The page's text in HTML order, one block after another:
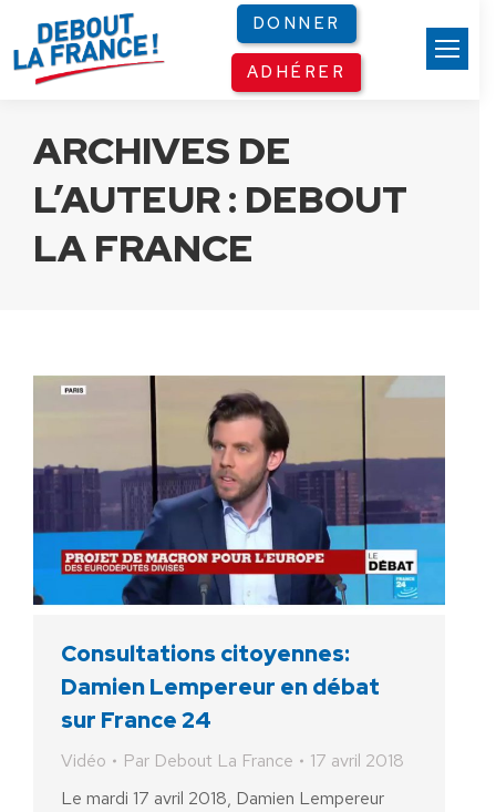
DONNER
ADHÉRER
ARCHIVES DE
L’AUTEUR : DEBOUT
LA FRANCE
Consultations citoyennes:
Damien Lempereur en débat
sur France 24
Vidéo Par Debout La France
17 avril 2018
Le mardi 17 avril 2018, Damien Lempereur
Panneau de gestion des cookies